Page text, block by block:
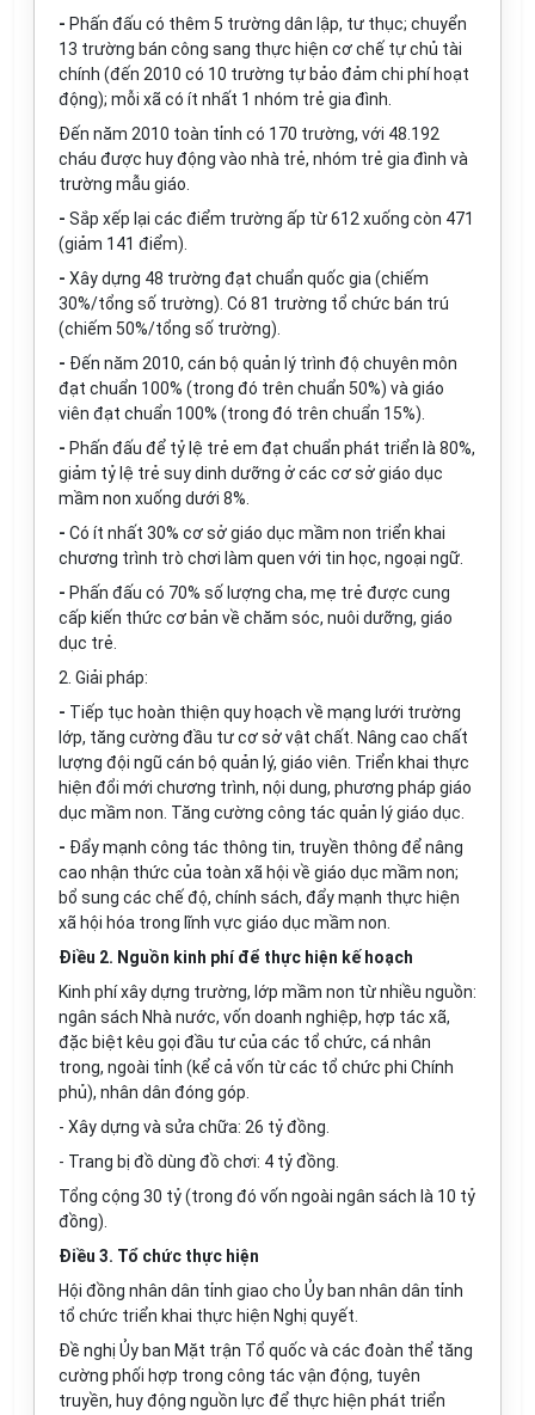
- Phấn đấu có thêm 5 trường dân lập, tư thục; chuyển
13 trường bán công sang thực hiện cơ chế tự chủ tài
chính (đến 2010 có 10 trường tự bảo đảm chi phí hoạt
động); mỗi xã có ít nhất 1 nhóm trẻ gia đình.
Đến năm 2010 toàn tỉnh có 170 trường, với 48.192
cháu được huy động vào nhà trẻ, nhóm trẻ gia đình và
trường mẫu giáo.
- Sắp xếp lại các điểm trường ấp từ 612 xuống còn 471
(giảm 141 điểm).
- Xây dựng 48 trường đạt chuẩn quốc gia (chiếm
30%/tổng số trường). Có 81 trường tổ chức bán trú
(chiếm 50%/tổng số trường).
- Đến năm 2010, cán bộ quản lý trình độ chuyên môn
đạt chuẩn 100% (trong đó trên chuẩn 50%) và giáo
viên đạt chuẩn 100% (trong đó trên chuẩn 15%).
- Phấn đấu để tỷ lệ trẻ em đạt chuẩn phát triển là 80%,
giảm tỷ lệ trẻ suy dinh dưỡng ở các cơ sở giáo dục
mầm non xuống dưới 8%.
- Có ít nhất 30% cơ sở giáo dục mầm non triển khai
chương trình trò chơi làm quen với tin học, ngoại ngữ.
- Phấn đấu có 70% số lượng cha, mẹ trẻ được cung
cấp kiến thức cơ bản về chăm sóc, nuôi dưỡng, giáo
dục trẻ.
2. Giải pháp:
- Tiếp tục hoàn thiện quy hoạch về mạng lưới trường
lớp, tăng cường đầu tư cơ sở vật chất. Nâng cao chất
lượng đội ngũ cán bộ quản lý, giáo viên. Triển khai thực
hiện đổi mới chương trình, nội dung, phương pháp giáo
dục mầm non. Tăng cường công tác quản lý giáo dục.
- Đẩy mạnh công tác thông tin, truyền thông để nâng
cao nhận thức của toàn xã hội về giáo dục mầm non;
bổ sung các chế độ, chính sách, đẩy mạnh thực hiện
xã hội hóa trong lĩnh vực giáo dục mầm non.
Điều 2. Nguồn kinh phí để thực hiện kế hoạch
Kinh phí xây dựng trường, lớp mầm non từ nhiều nguồn:
ngân sách Nhà nước, vốn doanh nghiệp, hợp tác xã,
đặc biệt kêu gọi đầu tư của các tổ chức, cá nhân
trong, ngoài tỉnh (kể cả vốn từ các tổ chức phi Chính
phủ), nhân dân đóng góp.
- Xây dựng và sửa chữa: 26 tỷ đồng.
- Trang bị đồ dùng đồ chơi: 4 tỷ đồng.
Tổng cộng 30 tỷ (trong đó vốn ngoài ngân sách là 10 tỷ
đồng).
Điều 3. Tổ chức thực hiện
Hội đồng nhân dân tỉnh giao cho Ủy ban nhân dân tỉnh
tổ chức triển khai thực hiện Nghị quyết.
Đề nghị Ủy ban Mặt trận Tổ quốc và các đoàn thể tăng
cường phối hợp trong công tác vận động, tuyên
truyền, huy động nguồn lực để thực hiện phát triển